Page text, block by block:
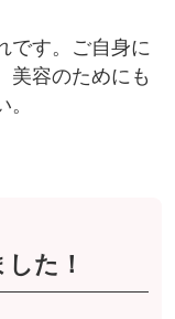
です。ご自身に
美容のためにも
た！